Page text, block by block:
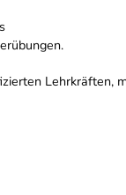
Lehrkräften,